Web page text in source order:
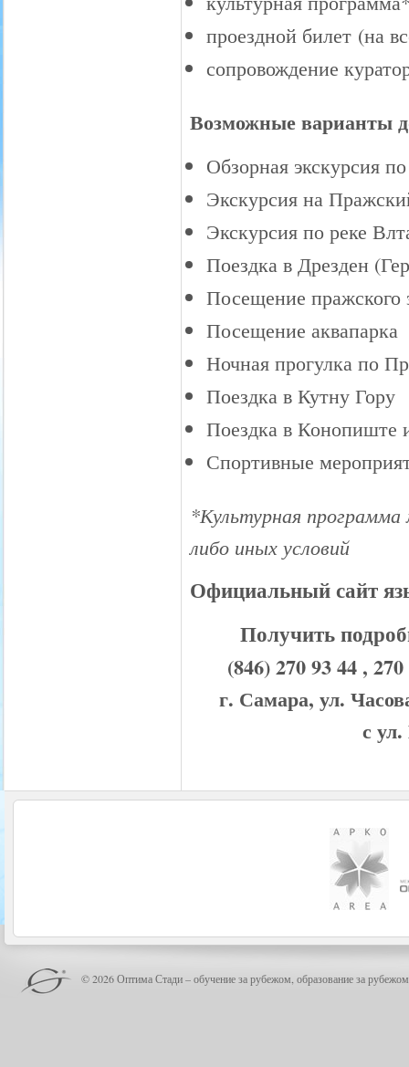
проездной билет (на
сопровождение
Возможные варианты
Обзорная экскурсия
Экскурсия на
Экскурсия по реке
Поездка в Дрезден
Посещение пражского
Посещение аквапарка
Ночная прогулка по
Поездка в Кутну Гору
Поездка в Конопиште
Спортивные
*Культурная
либо иных условий
Официальный сайт
Получить
(846) 270 93 44 ,
г. Самара, ул.
с
© 2026 Оптима Стади – обучение за рубежом, образование за